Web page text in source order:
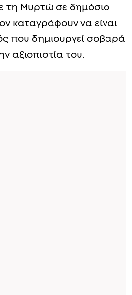
τη Μυρτώ σε δημόσιο
καταγράφουν να είναι
που δημιουργεί σοβαρά
αξιοπιστία του.